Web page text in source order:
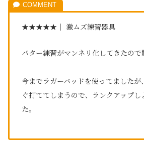
★★★★★｜ 激ムズ練習器具
パター練習がマンネリ化してきたので
今までラガーパッドを使ってました
ぐ打ててしまうので、ランクアップし
た。